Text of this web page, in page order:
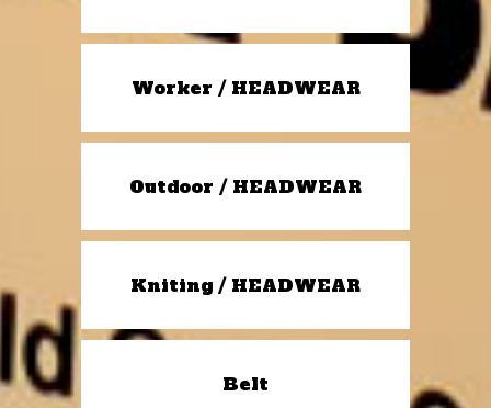
Worker / HEADWEAR
Outdoor / HEADWEAR
Kniting / HEADWEAR
Belt